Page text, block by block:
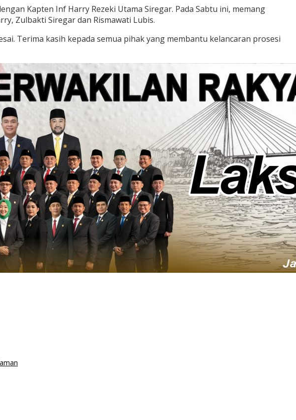
Kapten Inf Harry Rezeki Utama Siregar. Pada Sabtu ini, memang
Zulbakti Siregar dan Rismawati Lubis.
Terima kasih kepada semua pihak yang membantu kelancaran prosesi